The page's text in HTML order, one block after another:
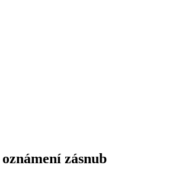
zásnub